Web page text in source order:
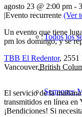
Todos los
Sermones
agosto 23 @ 2:00 pm -
|Evento recurrente (Ver
Un evento que tiene
pm los domingo, y se
TBB El Redentor, 2551
Vancouver,British
El servicio de la
transmitidos en línea en
¡Bendiciones! Si